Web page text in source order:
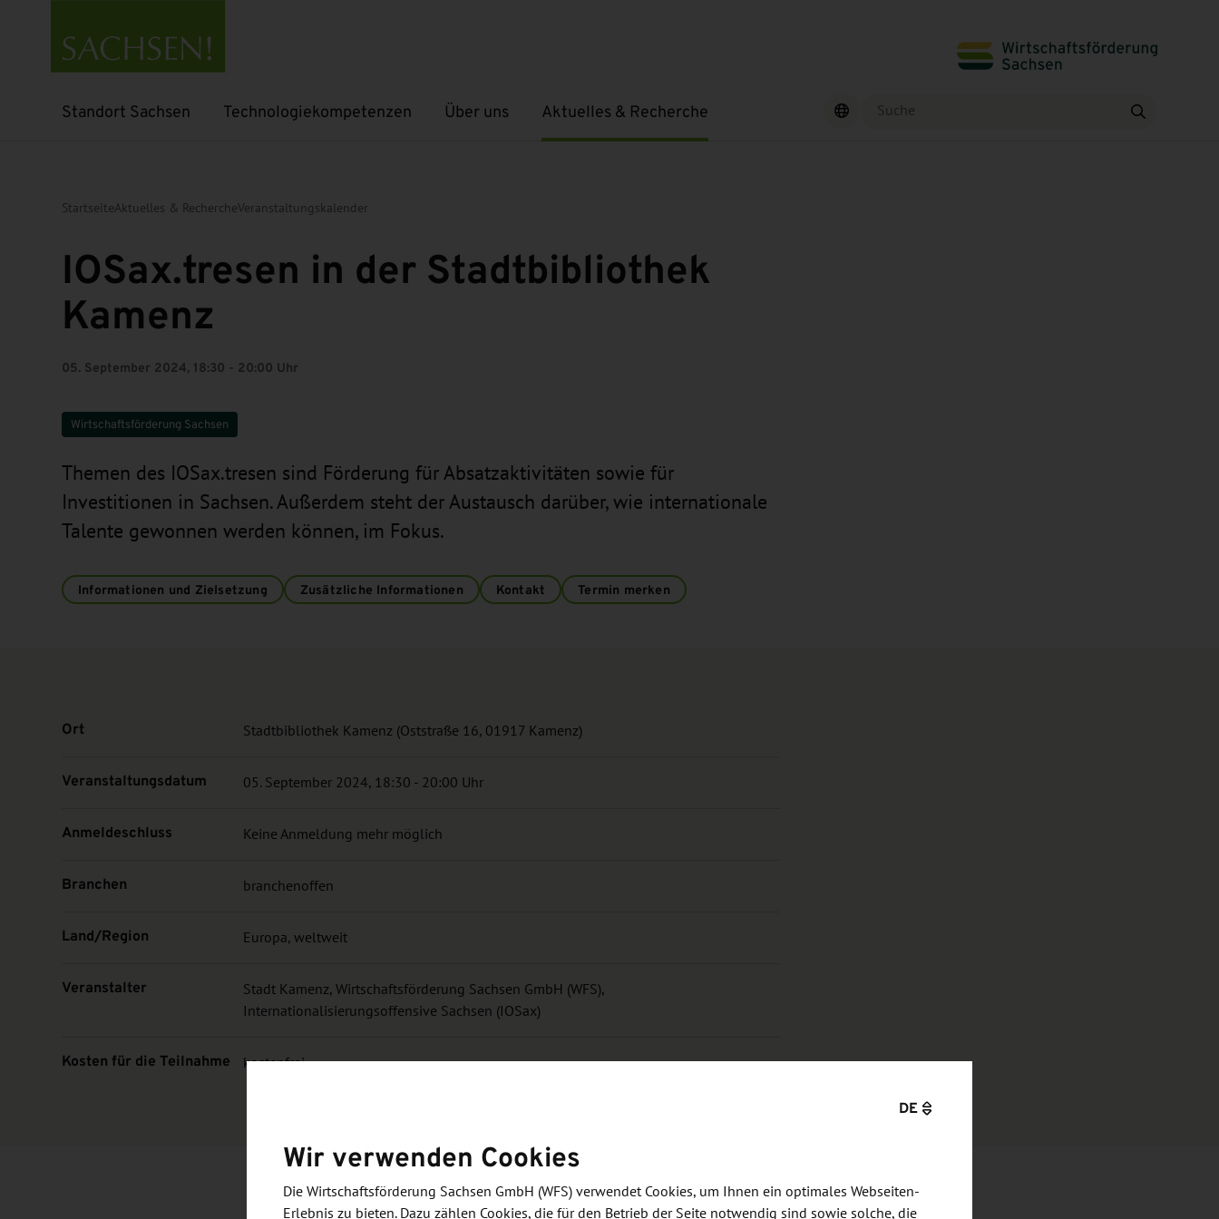
Standort Sachsen
Untermenü öffnen Technologiekompetenzen
Untermenü öffnen Über uns
Untermenü öffnenAktuelles & Recherche
Untermenü öffnen Finden
StartseiteAktuelles & RechercheVeranstaltungskalender
IOSax.tresen in der Stadtbibliothek
Kamenz
05. September 2024, 18:30 - 20:00 Uhr
Wirtschaftsförderung Sachsen
Themen des IOSax.tresen sind Förderung für Absatzaktivitäten sowie für
Investitionen in Sachsen. Außerdem steht der Austausch darüber, wie internationale
Talente gewonnen werden können, im Fokus.
Informationen und Zielsetzung Zusätzliche Informationen Kontakt Termin merken
Ort Stadtbibliothek Kamenz (Oststraße 16, 01917 Kamenz)
Veranstaltungsdatum 05. September 2024, 18:30 - 20:00 Uhr
Anmeldeschluss Keine Anmeldung mehr möglich
Branchen branchenoffen
Land/Region Europa, weltweit
Veranstalter
Stadt Kamenz, Wirtschaftsförderung Sachsen GmbH (WFS),
Internationalisierungsoffensive Sachsen (IOSax)
Kosten für die Teilnahme kostenfrei
DE
Wir verwenden Cookies
Die Wirtschaftsförderung Sachsen GmbH (WFS) verwendet Cookies, um Ihnen ein optimales Webseiten-
Erlebnis zu bieten. Dazu zählen Cookies, die für den Betrieb der Seite notwendig sind sowie solche, die